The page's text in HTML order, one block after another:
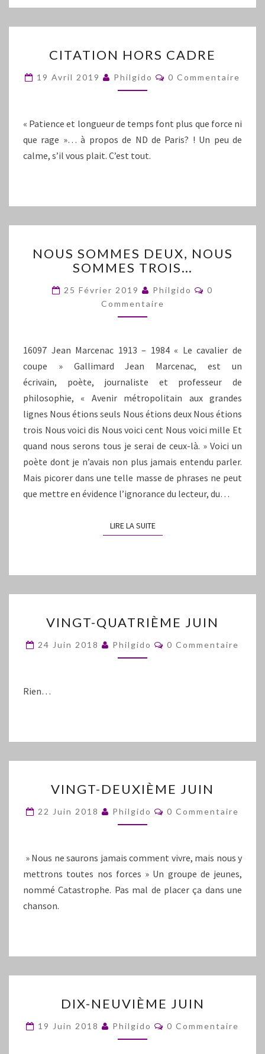
HORS
CITATION HORS CADRE
19 Avril 2019 Philgido Commentaires
0 Commentaire
« Patience et longueur de temps font plus que force ni
que rage »… à propos de ND de Paris? ! Un peu de
calme, s’il vous plait. C’est tout.
SOMMES
DEUX,
SOMMES
TROIS…
NOUS SOMMES DEUX, NOUS
SOMMES TROIS…
25 Février 2019 Philgido
0
Commentaire
16097 Jean Marcenac 1913 – 1984 « Le cavalier de
coupe » Gallimard Jean Marcenac, est un
écrivain, poète, journaliste et professeur de
philosophie, « Avenir métropolitain aux grandes
lignes Nous étions seuls Nous étions deux Nous étions
trois Nous voici dis Nous voici cent Nous voici mille Et
quand nous serons tous je serai de ceux-là. » Voici un
poète dont je n’avais non plus jamais entendu parler.
Mais picorer dans une telle masse de phrases ne peut
que mettre en évidence l’ignorance du lecteur, du…
LIRE LA SUITELIRE LA SUITE
QUATRIÈME
VINGT-QUATRIÈME JUIN
24 Juin 2018 Philgido Commentaires
0 Commentaire
Rien…
DEUXIÈME
VINGT-DEUXIÈME JUIN
22 Juin 2018 Philgido Commentaires
0 Commentaire
» Nous ne saurons jamais comment vivre, mais nous y
mettrons toutes nos forces » Un groupe de jeunes,
nommé Catastrophe. Pas mal de placer ça dans une
chanson.
NEUVIÈME
DIX-NEUVIÈME JUIN
19 Juin 2018 Philgido Commentaires
0 Commentaire